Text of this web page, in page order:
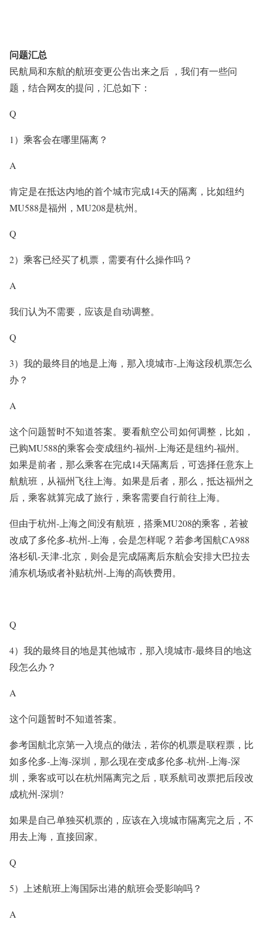
问题汇总
民航局和东航的航班变更公告出来之后 ，我们有一些问
题，结合网友的提问，汇总如下：
Q
1）乘客会在哪里隔离？
A
肯定是在抵达内地的首个城市完成14天的隔离，比如纽约
MU588是福州，MU208是杭州。
Q
2）乘客已经买了机票，需要有什么操作吗？
A
我们认为不需要，应该是自动调整。
Q
3）我的最终目的地是上海，那入境城市-上海这段机票怎么
办？
A
这个问题暂时不知道答案。要看航空公司如何调整，比如，
已购MU588的乘客会变成纽约-福州-上海还是纽约-福州。
如果是前者，那么乘客在完成14天隔离后，可选择任意东上
航航班，从福州飞往上海。如果是后者，那么，抵达福州之
后，乘客就算完成了旅行，乘客需要自行前往上海。
但由于杭州-上海之间没有航班，搭乘MU208的乘客，若被
改成了多伦多-杭州-上海，会是怎样呢？若参考国航CA988
洛杉矶-天津-北京，则会是完成隔离后东航会安排大巴拉去
浦东机场或者补贴杭州-上海的高铁费用。
Q
4）我的最终目的地是其他城市，那入境城市-最终目的地这
段怎么办？
A
这个问题暂时不知道答案。
参考国航北京第一入境点的做法，若你的机票是联程票，比
如多伦多-上海-深圳，那么现在变成多伦多-杭州-上海-深
圳，乘客或可以在杭州隔离完之后，联系航司改票把后段改
成杭州-深圳?
如果是自己单独买机票的，应该在入境城市隔离完之后，不
用去上海，直接回家。
Q
5）上述航班上海国际出港的航班会受影响吗？
A